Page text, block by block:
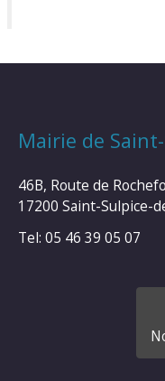
Mairie de
46B, Route de
17200 Saint-Sulpice-
Tel: 05 46 39 05 07